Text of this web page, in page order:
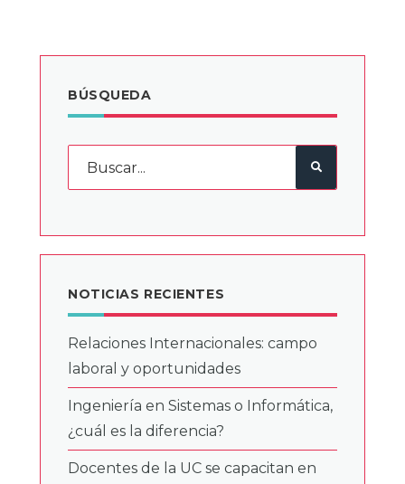
BÚSQUEDA
NOTICIAS RECIENTES
Relaciones Internacionales: campo
laboral y oportunidades
Ingeniería en Sistemas o Informática,
¿cuál es la diferencia?
Docentes de la UC se capacitan en